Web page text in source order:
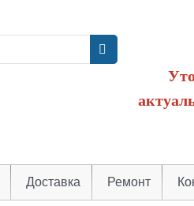
Доставка Ремонт